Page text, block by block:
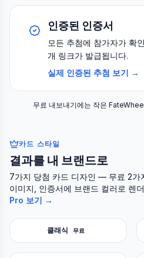
인증된 인증서
모든 추첨에 참가자가 확
개 링크가 발급됩니다.
실제 인증된 추첨 보기 →
무료 내보내기에는 작은
카드 스타일
결과를 내 브랜드로
7가지 당첨 카드 디자인 — 무료 2
이미지, 인증서에 브랜드 컬러로 렌
Pro 보기 →
클래식 무료